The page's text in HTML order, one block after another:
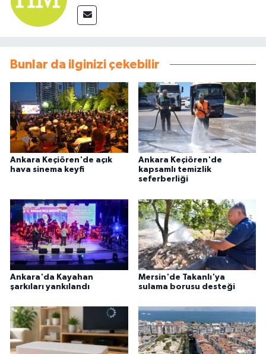
Bunlar da ilginizi çekebilir
Ankara Keçiören'de açık
hava sinema keyfi
Ankara Keçiören'de
kapsamlı temizlik
seferberliği
Ankara'da Kayahan
şarkıları yankılandı
Mersin'de Takanlı'ya
sulama borusu desteği